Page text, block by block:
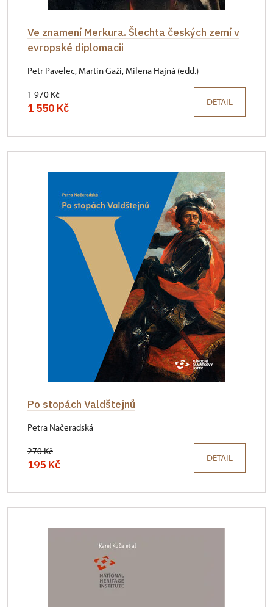
Ve znamení Merkura. Šlechta českých zemí v
evropské diplomacii
Petr Pavelec, Martin Gaži, Milena Hajná (edd.)
1 970 Kč
1 550 Kč DETAIL
Po stopách Valdštejnů
Petra Načeradská
270 Kč
195 Kč DETAIL